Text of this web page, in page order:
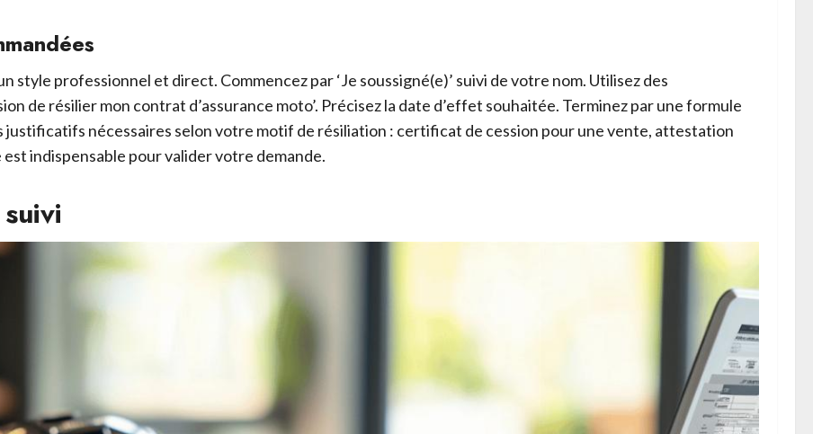
professionnel et direct. Commencez par ‘Je soussigné(e)’ suivi de votre nom. Utilisez des
de résilier mon contrat d’assurance moto’. Précisez la date d’effet souhaitée. Terminez par une formule
justificatifs nécessaires selon votre motif de résiliation : certificat de cession pour une vente, attestation
indispensable pour valider votre demande.